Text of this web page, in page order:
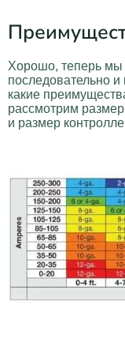
Хорошо, теперь мы
последовательно
какие
рассмотрим
и размер